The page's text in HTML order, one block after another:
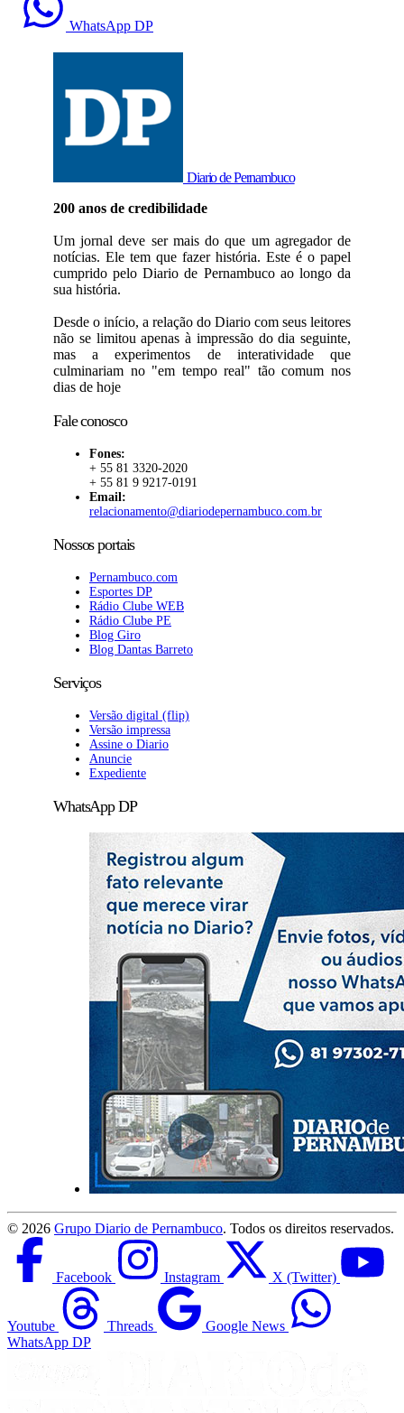
WhatsApp DP
Diario de Pernambuco
200 anos de credibilidade
Um jornal deve ser mais do que um agregador de
notícias. Ele tem que fazer história. Este é o papel
cumprido pelo Diario de Pernambuco ao longo da
sua história.
Desde o início, a relação do Diario com seus leitores
não se limitou apenas à impressão do dia seguinte,
mas a experimentos de interatividade que
culminariam no "em tempo real" tão comum nos
dias de hoje
Fale conosco
Fones:
+ 55 81 3320-2020
+ 55 81 9 9217-0191
Email:
relacionamento@diariodepernambuco.com.br
Nossos portais
Pernambuco.com
Esportes DP
Rádio Clube WEB
Rádio Clube PE
Blog Giro
Blog Dantas Barreto
Serviços
Versão digital (flip)
Versão impressa
Assine o Diario
Anuncie
Expediente
WhatsApp DP
© 2026 Grupo Diario de Pernambuco. Todos os direitos reservados.
Facebook Instagram X (Twitter)
Youtube Threads
Google News
WhatsApp DP